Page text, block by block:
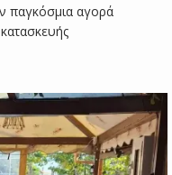
παγκόσμια αγορά